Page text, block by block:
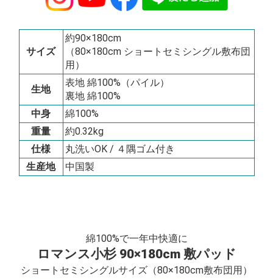
サイズ
約90×180cm
（80×180cm ショートセミシングル敷布団
用）
生地
表地 綿100%（パイル）
裏地 綿100%
中身
綿100%
重量
約0.32kg
仕様
丸洗いOK / ４隅ゴム付き
生産地
中国製
綿100%で一年中快適に
ロマンス小杉 90×180cm 敷パッド
ショートセミシングルサイズ（80×180cm敷布団用）